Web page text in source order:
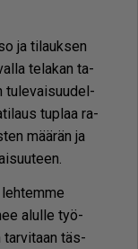
ja ti­lauk­sen
te­la­kan ta­
tu­le­vai­suu­del­
tup­laa ra­
mää­rän ja
alul­le työ­
tar­vi­taan täs­